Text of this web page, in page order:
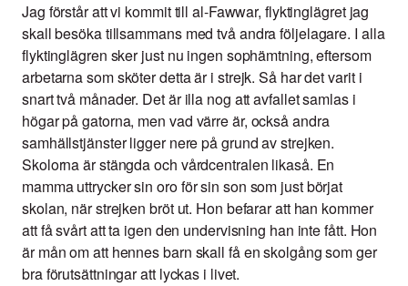
Jag förstår att vi kommit till al-Fawwar, flyktinglägret jag
skall besöka tillsammans med två andra följelagare. I alla
flyktinglägren sker just nu ingen sophämtning, eftersom
arbetarna som sköter detta är i strejk. Så har det varit i
snart två månader. Det är illa nog att avfallet samlas i
högar på gatorna, men vad värre är, också andra
samhällstjänster ligger nere på grund av strejken.
Skolorna är stängda och vårdcentralen likaså. En
mamma uttrycker sin oro för sin son som just börjat
skolan, när strejken bröt ut. Hon befarar att han kommer
att få svårt att ta igen den undervisning han inte fått. Hon
är mån om att hennes barn skall få en skolgång som ger
bra förutsättningar att lyckas i livet.